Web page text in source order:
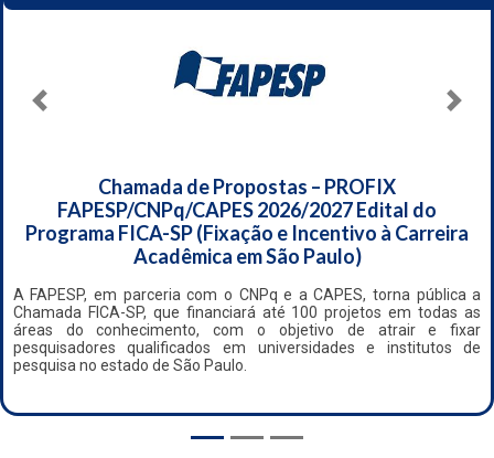
Chamada de Propostas – PROFIX
FAPESP/CNPq/CAPES 2026/2027 Edital do
Programa FICA-SP (Fixação e Incentivo à Carreira
Acadêmica em São Paulo)
A FAPESP, em parceria com o CNPq e a CAPES, torna pública a
Chamada FICA-SP, que financiará até 100 projetos em todas as
áreas do conhecimento, com o objetivo de atrair e fixar
pesquisadores qualificados em universidades e institutos de
pesquisa no estado de São Paulo.
Anterior